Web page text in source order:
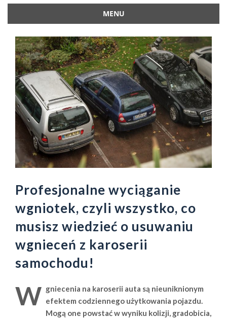
MENU
treści
Profesjonalne wyciąganie
wgniotek, czyli wszystko, co
musisz wiedzieć o usuwaniu
wgnieceń z karoserii
samochodu!
W gniecenia na karoserii auta są nieuniknionym
efektem codziennego użytkowania pojazdu.
Mogą one powstać w wyniku kolizji, gradobicia,